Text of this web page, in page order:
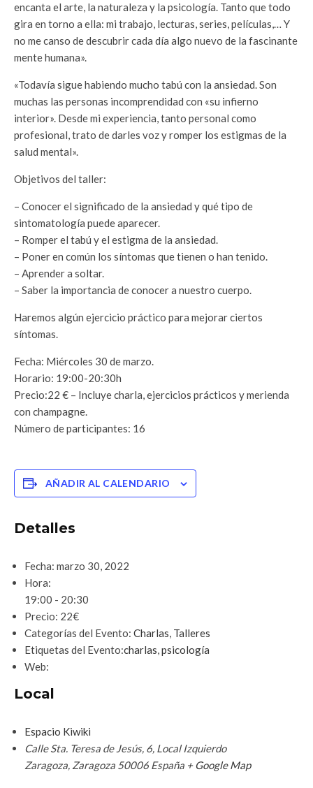
encanta el arte, la naturaleza y la psicología. Tanto que todo
gira en torno a ella: mi trabajo, lecturas, series, películas,… Y
no me canso de descubrir cada día algo nuevo de la fascinante
mente humana».
«Todavía sigue habiendo mucho tabú con la ansiedad. Son
muchas las personas incomprendidad con «su infierno
interior». Desde mi experiencia, tanto personal como
profesional, trato de darles voz y romper los estigmas de la
salud mental».
Objetivos del taller:
– Conocer el significado de la ansiedad y qué tipo de
sintomatología puede aparecer.
– Romper el tabú y el estigma de la ansiedad.
– Poner en común los síntomas que tienen o han tenido.
– Aprender a soltar.
– Saber la importancia de conocer a nuestro cuerpo.
Haremos algún ejercicio práctico para mejorar ciertos
síntomas.
Fecha: Miércoles 30 de marzo.
Horario: 19:00-20:30h
Precio:22 € – Incluye charla, ejercicios prácticos y merienda
con champagne.
Número de participantes: 16
AÑADIR AL CALENDARIO
Detalles
Fecha: marzo 30, 2022
Hora:
19:00 - 20:30
Precio: 22€
Categorías del Evento: Charlas, Talleres
Etiquetas del Evento:charlas,psicología
Web:
Local
Espacio Kiwiki
Calle Sta. Teresa de Jesús, 6, Local Izquierdo
Zaragoza, Zaragoza 50006 España + Google Map